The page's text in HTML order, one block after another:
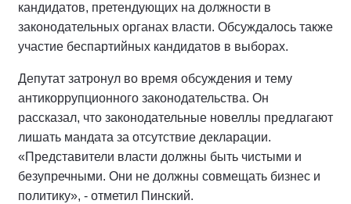
кандидатов, претендующих на должности в
законодательных органах власти. Обсуждалось также
участие беспартийных кандидатов в выборах.
Депутат затронул во время обсуждения и тему
антикоррупционного законодательства. Он
рассказал, что законодательные новеллы предлагают
лишать мандата за отсутствие декларации.
«Представители власти должны быть чистыми и
безупречными. Они не должны совмещать бизнес и
политику», - отметил Пинский.